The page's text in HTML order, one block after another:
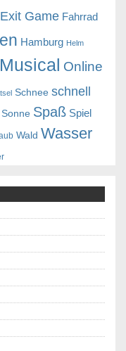
Exit Game Fahrrad
Hamburg Helm
Musical Online
Schnee schnell
Sonne Spaß Spiel
Wald Wasser